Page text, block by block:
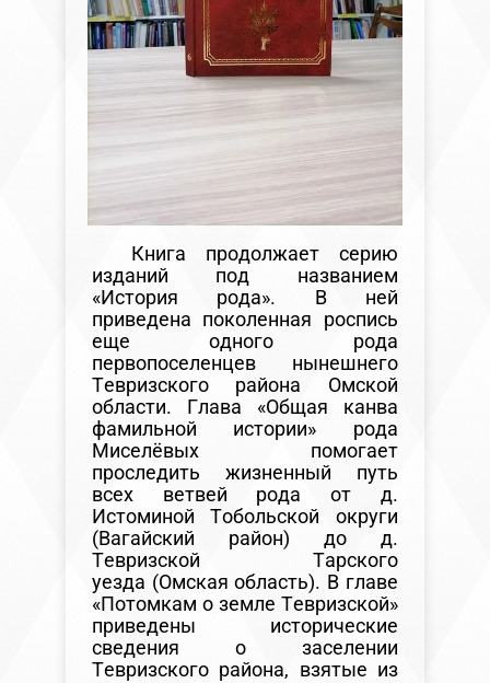
Книга продолжает серию
изданий под названием
«История рода». В ней
приведена поколенная роспись
еще одного рода
первопоселенцев нынешнего
Тевризского района Омской
области. Глава «Общая канва
фамильной истории» рода
Миселёвых помогает
проследить жизненный путь
всех ветвей рода от д.
Истоминой Тобольской округи
(Вагайский район) до д.
Тевризской Тарского
уезда (Омская область). В главе
«Потомкам о земле Тевризской»
приведены исторические
сведения о заселении
Тевризского района, взятые из